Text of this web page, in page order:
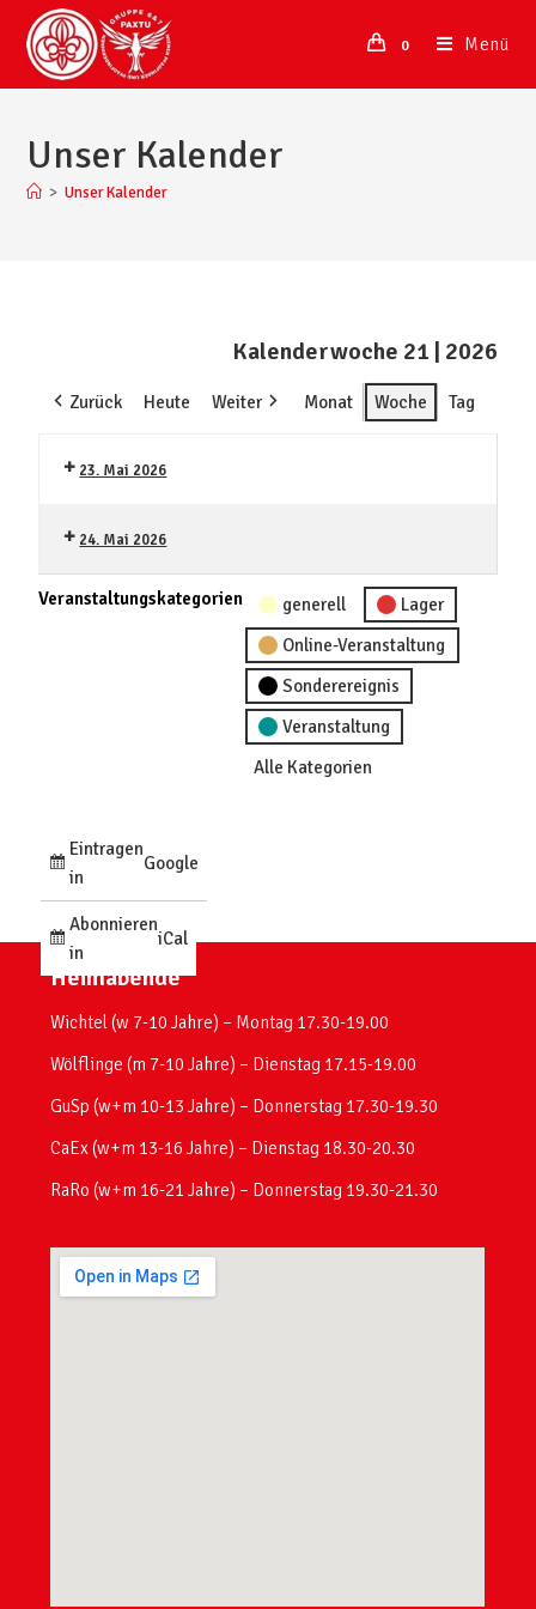
0 Menü
Unser Kalender
> Unser Kalender
Kalenderwoche 21 | 2026
Zurück Heute Weiter Monat Woche Tag
23. Mai 2026
24. Mai 2026
Veranstaltungskategorien generell
Lager
Online-Veranstaltung
Sonderereignis
Veranstaltung
Alle Kategorien
Eintragen
in
Google
Abonnieren
in
iCal
Heimabende
Wichtel (w 7-10 Jahre) – Montag 17.30-19.00
Wölflinge (m 7-10 Jahre) – Dienstag 17.15-19.00
GuSp (w+m 10-13 Jahre) – Donnerstag 17.30-19.30
CaEx (w+m 13-16 Jahre) – Dienstag 18.30-20.30
RaRo (w+m 16-21 Jahre) – Donnerstag 19.30-21.30